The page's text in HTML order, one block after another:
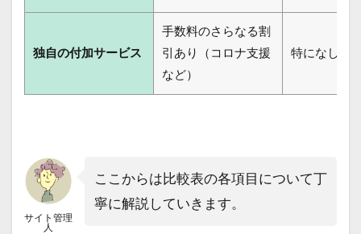
独自の付加サービス
手数料のさらなる割
引あり（コロナ支援
など）
特になし
サイト管理
人
ここからは比較表の各項目について丁
寧に解説していきます。